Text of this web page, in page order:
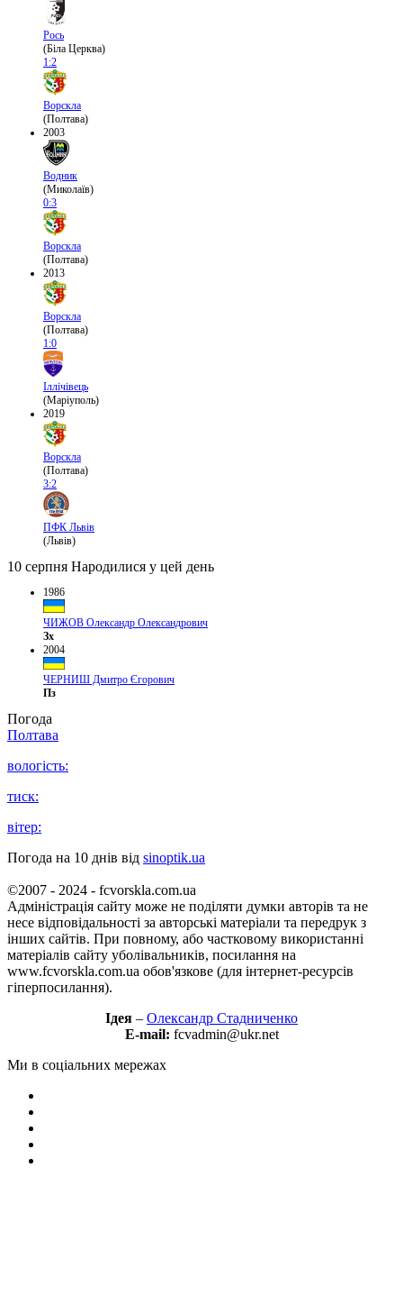
Рось
(Біла Церква)
1:2
Ворскла
(Полтава)
2003
Водник
(Миколаїв)
0:3
Ворскла
(Полтава)
2013
Ворскла
(Полтава)
1:0
Іллічівець
(Маріуполь)
2019
Ворскла
(Полтава)
3:2
ПФК Львів
(Львів)
10 серпня Народилися у цей день
1986
ЧИЖОВ Олександр Олександрович
Зх
2004
ЧЕРНИШ Дмитро Єгорович
Пз
Погода
Полтава
вологість:
тиск:
вітер:
Погода на 10 днів від sinoptik.ua
©2007 - 2024 - fcvorskla.com.ua
Адміністрація сайту може не поділяти думки авторів та не
несе відповідальності за авторські матеріали та передрук з
інших сайтів. При повному, або частковому використанні
матеріалів сайту уболівальників, посилання на
www.fcvorskla.com.ua обов'язкове (для інтернет-ресурсів
гіперпосилання).
Ідея – Олександр Стадниченко
E-mail: fcvadmin@ukr.net
Ми в соціальних мережах